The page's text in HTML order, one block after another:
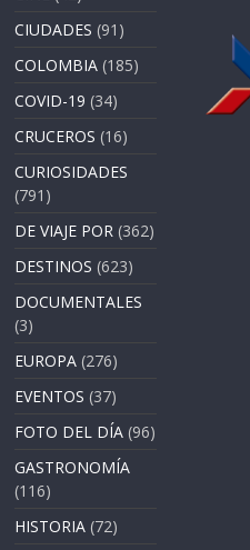
CIUDADES (91)
COLOMBIA (185)
COVID-19 (34)
CRUCEROS (16)
CURIOSIDADES
(791)
DE VIAJE POR (362)
DESTINOS (623)
DOCUMENTALES
(3)
EUROPA (276)
EVENTOS (37)
FOTO DEL DÍA (96)
GASTRONOMÍA
(116)
HISTORIA (72)